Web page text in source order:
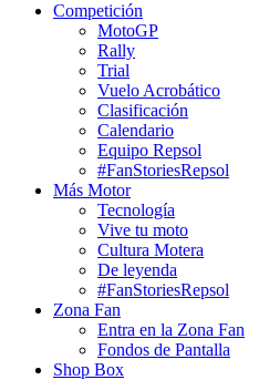
Competición
MotoGP
Rally
Trial
Vuelo Acrobático
Clasificación
Calendario
Equipo Repsol
#FanStoriesRepsol
Más Motor
Tecnología
Vive tu moto
Cultura Motera
De leyenda
#FanStoriesRepsol
Zona Fan
Entra en la Zona Fan
Fondos de Pantalla
Shop Box